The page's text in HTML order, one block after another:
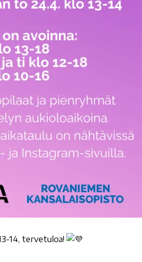
14, tervetuloa!